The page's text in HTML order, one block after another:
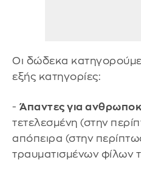
Οι δώδεκα
εξής κατηγορίες:
- Άπαντες για
τετελεσμένη (στην
απόπειρα (στην
τραυματισμένων φίλων